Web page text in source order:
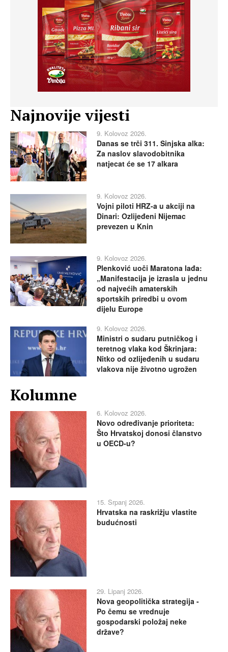
Najnovije vijesti
9. Kolovoz 2026.
Danas se trči 311. Sinjska alka:
Za naslov slavodobitnika
natjecat će se 17 alkara
9. Kolovoz 2026.
Vojni piloti HRZ-a u akciji na
Dinari: Ozlijeđeni Nijemac
prevezen u Knin
9. Kolovoz 2026.
Plenković uoči Maratona lađa:
„Manifestacija je izrasla u jednu
od najvećih amaterskih
sportskih priredbi u ovom
dijelu Europe
9. Kolovoz 2026.
Ministri o sudaru putničkog i
teretnog vlaka kod Škrinjara:
Nitko od ozlijeđenih u sudaru
vlakova nije životno ugrožen
Kolumne
6. Kolovoz 2026.
Novo određivanje prioriteta:
Što Hrvatskoj donosi članstvo
u OECD-u?
15. Srpanj 2026.
Hrvatska na raskrižju vlastite
budućnosti
29. Lipanj 2026.
Nova geopolitička strategija -
Po čemu se vrednuje
gospodarski položaj neke
države?